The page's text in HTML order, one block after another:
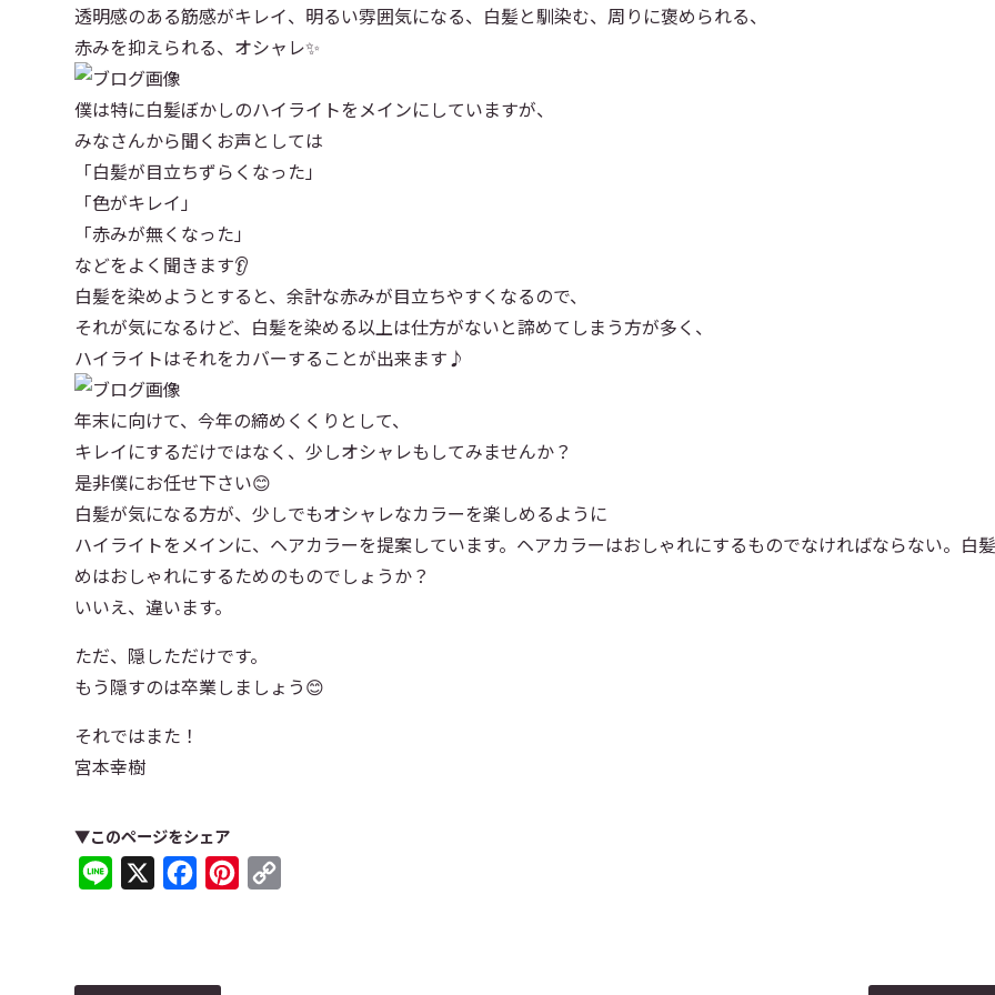
透明感のある筋感がキレイ、明るい雰囲気になる、白髪と馴染む、周りに褒められる、
赤みを抑えられる、オシャレ✨
僕は特に白髪ぼかしのハイライトをメインにしていますが、
みなさんから聞くお声としては
「白髪が目立ちずらくなった」
「色がキレイ」
「赤みが無くなった」
などをよく聞きます👂
白髪を染めようとすると、余計な赤みが目立ちやすくなるので、
それが気になるけど、白髪を染める以上は仕方がないと諦めてしまう方が多く、
ハイライトはそれをカバーすることが出来ます♪
年末に向けて、今年の締めくくりとして、
キレイにするだけではなく、少しオシャレもしてみませんか？
是非僕にお任せ下さい😊
白髪が気になる方が、少しでもオシャレなカラーを楽しめるように
ハイライトをメインに、ヘアカラーを提案しています。ヘアカラーはおしゃれにするものでなければならない。白
めはおしゃれにするためのものでしょうか？
いいえ、違います。
ただ、隠しただけです。
もう隠すのは卒業しましょう😊
それではまた！
宮本幸樹
▼このページをシェア
Line FacebookPinterest